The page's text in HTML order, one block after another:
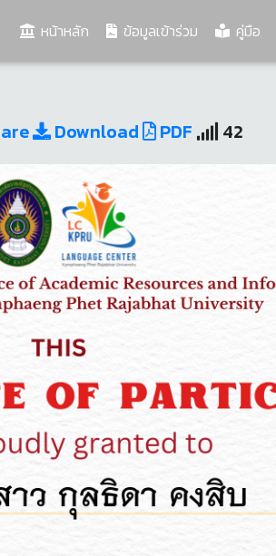
หน้าหลัก(current)ข้อมูลเข้าร่วม คู่มือ
Download PDF 42